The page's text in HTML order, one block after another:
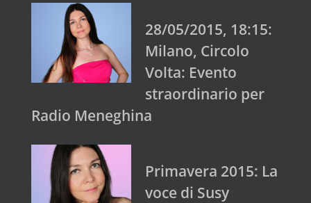
28/05/2015, 18:15:
Milano, Circolo
Volta: Evento
straordinario per
Radio Meneghina
Primavera 2015: La
voce di Susy